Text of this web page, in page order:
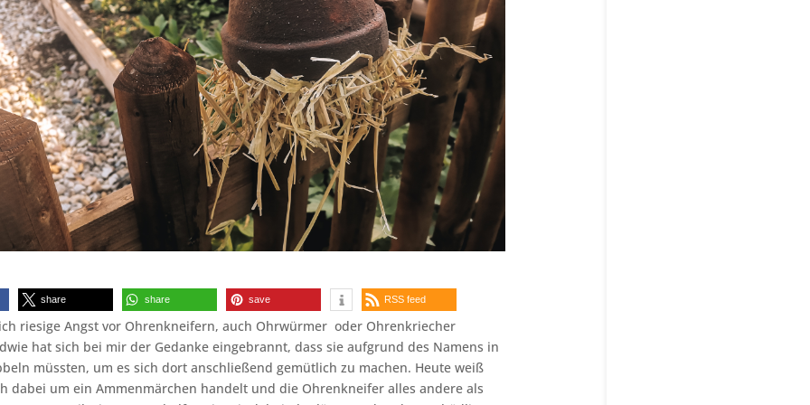
share share save RSS feed
riesige Angst vor Ohrenkneifern, auch Ohrwürmer oder Ohrenkriecher
hat sich bei mir der Gedanke eingebrannt, dass sie aufgrund des Namens in
müssten, um es sich dort anschließend gemütlich zu machen. Heute weiß
dabei um ein Ammenmärchen handelt und die Ohrenkneifer alles andere als